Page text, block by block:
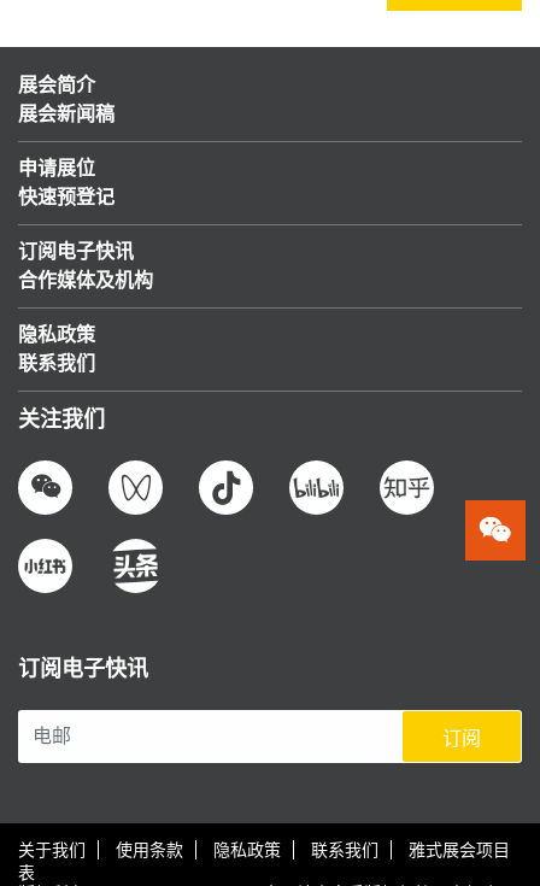
展会简介
展会新闻稿
申请展位
快速预登记
订阅电子快讯
合作媒体及机构
隐私政策
联系我们
关注我们
订阅电子快讯
订阅
关于我们 使用条款 隐私政策 联系我们
雅式展会项目
表